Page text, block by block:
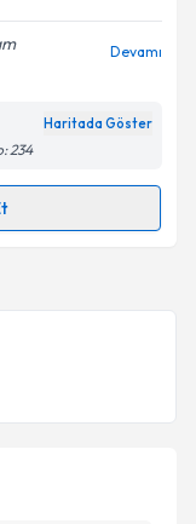
belirtilen
Devamı
Haritada Göster
234